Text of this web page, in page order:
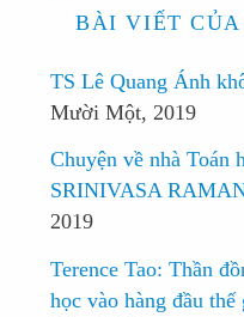
BÀI VIẾT
TS Lê Quang Ánh
Mười Một, 2019
Chuyện về nhà Toán
SRINIVASA
2019
Terence Tao: Thần
học vào hàng đầu